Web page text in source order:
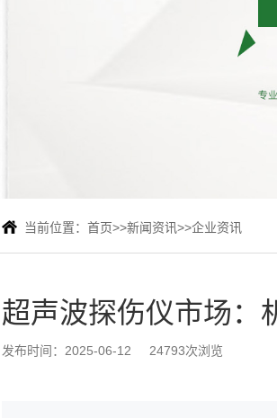
当前位置： 首页>>新闻资讯>>企业资讯
超声波探伤仪市场：
发布时间：2025-06-12 24793次浏览